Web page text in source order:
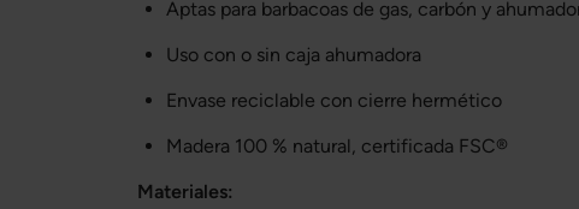
Aptas para barbacoas de gas, carbón y
Uso con o sin caja ahumadora
Envase reciclable con cierre hermético
Madera 100 % natural, certificada FSC®
Materiales: